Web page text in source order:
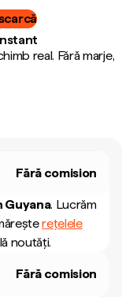
real. Fără marje,
Fără comision
Guyana. Lucrăm
rețelele
noutăți.
Fără comision